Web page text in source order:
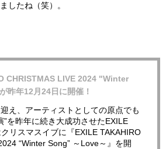
したね（笑）。
CHRISTMAS LIVE 2024 "Winter
昨年12月24日に開催！
え、アーティストとしての原点でも
”を昨年に続き大成功させたEXILE
リスマスイブに『EXILE TAKAHIRO
“Winter Song” ～Love～』を開